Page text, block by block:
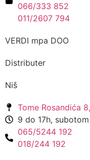
066/333 852
011/2607 794
VERDI mpa DOO
Distributer
Niš
Tome Rosandića
9 do 17h,
065/5244 192
018/244 192